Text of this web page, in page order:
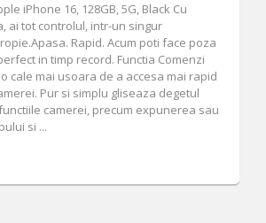
iPhone 16, 128GB, 5G, Black Cu
ai tot controlul, intr-un singur
Rapid. Acum poti face poza
in timp record. Functia Comenzi
cale mai usoara de a accesa mai rapid
Pur si simplu gliseaza degetul
camerei, precum expunerea sau
si ...